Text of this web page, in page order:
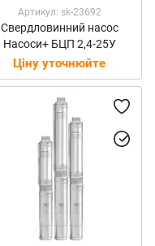
Артикул: sk-23692
Свердловинний насос
Насоси+ БЦП 2,4-25У
Ціну уточнюйте